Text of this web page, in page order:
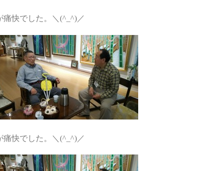
痛快でした。＼(^_^)／
痛快でした。＼(^_^)／